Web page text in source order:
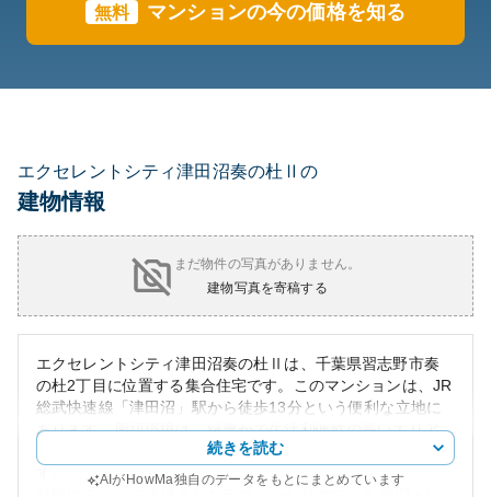
無料 マンションの今の価格を知る
エクセレントシティ津田沼奏の杜Ⅱの
建物情報
まだ物件の写真がありません。
建物写真を寄稿する
エクセレントシティ津田沼奏の杜Ⅱは、千葉県習志野市奏
の杜2丁目に位置する集合住宅です。このマンションは、JR
総武快速線「津田沼」駅から徒歩13分という便利な立地に
あります。周辺環境は、緑豊かで生活利便性の高いエリア
に位置しており、公園や商業施設も近隣に充実していま
続きを読む
AIがHowMa独自のデータをもとにまとめています